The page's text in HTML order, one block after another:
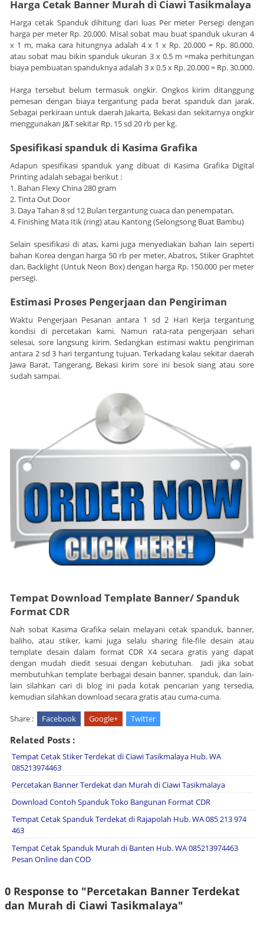
Harga Cetak Banner Murah di Ciawi Tasikmalaya
Harga cetak Spanduk dihitung dari luas Per meter Persegi dengan
harga per meter Rp. 20.000. Misal sobat mau buat spanduk ukuran 4
x 1 m, maka cara hitungnya adalah 4 x 1 x Rp. 20.000 = Rp. 80.000.
atau sobat mau bikin spanduk ukuran 3 x 0.5 m =maka perhitungan
biaya pembuatan spanduknya adalah 3 x 0.5 x Rp. 20.000 = Rp. 30.000.
Harga tersebut belum termasuk ongkir. Ongkos kirim ditanggung
pemesan dengan biaya tergantung pada berat spanduk dan jarak.
Sebagai perkiraan untuk daerah Jakarta, Bekasi dan sekitarnya ongkir
menggunakan J&T sekitar Rp. 15 sd 20 rb per kg.
Spesifikasi spanduk di Kasima Grafika
Adapun spesifikasi spanduk yang dibuat di Kasima Grafika Digital
Printing adalah sebagai berikut :
1. Bahan Flexy China 280 gram
2. Tinta Out Door
3. Daya Tahan 8 sd 12 Bulan tergantung cuaca dan penempatan,
4. Finishing Mata Itik (ring) atau Kantong (Selongsong Buat Bambu)
Selain spesifikasi di atas, kami juga menyediakan bahan lain seperti
bahan Korea dengan harga 50 rb per meter, Abatros, Stiker Graphtet
dan, Backlight (Untuk Neon Box) dengan harga Rp. 150.000 per meter
persegi.
Estimasi Proses Pengerjaan dan Pengiriman
Waktu Pengerjaan Pesanan antara 1 sd 2 Hari Kerja tergantung
kondisi di percetakan kami. Namun rata-rata pengerjaan sehari
selesai, sore langsung kirim. Sedangkan estimasi waktu pengiriman
antara 2 sd 3 hari tergantung tujuan. Terkadang kalau sekitar daerah
Jawa Barat, Tangerang, Bekasi kirim sore ini besok siang atau sore
sudah sampai.
Tempat Download Template Banner/ Spanduk
Format CDR
Nah sobat Kasima Grafika selain melayani cetak spanduk, banner,
baliho, atau stiker, kami juga selalu sharing file-file desain atau
template desain dalam format CDR X4 secara gratis yang dapat
dengan mudah diedit sesuai dengan kebutuhan. Jadi jika sobat
membutuhkan template berbagai desain banner, spanduk, dan lain-
lain silahkan cari di blog ini pada kotak pencarian yang tersedia,
kemudian silahkan download secara gratis atau cuma-cuma.
Share : Facebook Google+ Twitter
Related Posts :
Tempat Cetak Stiker Terdekat di Ciawi Tasikmalaya Hub. WA
085213974463
Percetakan Banner Terdekat dan Murah di Ciawi Tasikmalaya
Download Contoh Spanduk Toko Bangunan Format CDR
Tempat Cetak Spanduk Terdekat di Rajapolah Hub. WA 085 213 974
463
Tempat Cetak Spanduk Murah di Banten Hub. WA 085213974463
Pesan Online dan COD
0 Response to "Percetakan Banner Terdekat
dan Murah di Ciawi Tasikmalaya"